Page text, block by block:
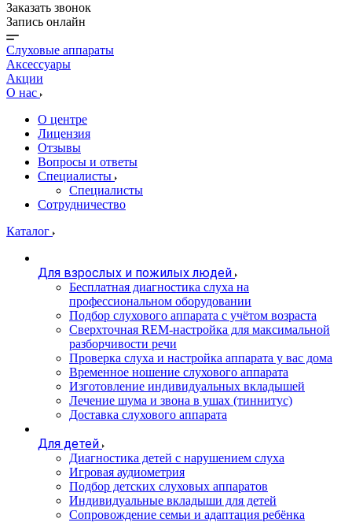
Заказать звонок
Запись онлайн
Слуховые аппараты
Аксессуары
Акции
О нас
О центре
Лицензия
Отзывы
Вопросы и ответы
Специалисты
Специалисты
Сотрудничество
Каталог
Для взрослых и пожилых людей
Бесплатная диагностика слуха на
профессиональном оборудовании
Подбор слухового аппарата с учётом возраста
Сверхточная REM-настройка для максимальной
разборчивости речи
Проверка слуха и настройка аппарата у вас дома
Временное ношение слухового аппарата
Изготовление индивидуальных вкладышей
Лечение шума и звона в ушах (тиннитус)
Доставка слухового аппарата
Для детей
Диагностика детей с нарушением слуха
Игровая аудиометрия
Подбор детских слуховых аппаратов
Индивидуальные вкладыши для детей
Сопровождение семьи и адаптация ребёнка